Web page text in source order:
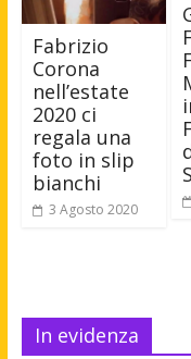
Fabrizio
Corona
nell’estate
2020 ci
regala una
foto in slip
bianchi
3 Agosto 2020
In evidenza